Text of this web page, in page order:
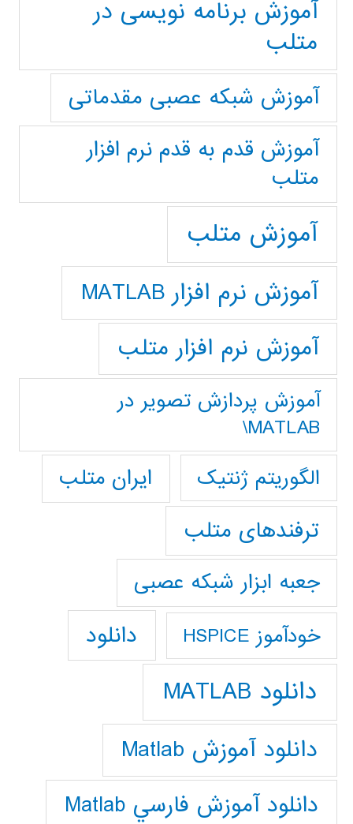
آموزش برنامه نویسی در
متلب
آموزش شبکه عصبی مقدماتی
آموزش قدم به قدم نرم افزار
متلب
آموزش متلب
آموزش نرم افزار MATLAB
آموزش نرم افزار متلب
آموزش پردازش تصوير در
MATLAB\
الگوریتم ژنتیک
ایران متلب
ترفندهای متلب
جعبه ابزار شبکه عصبی
خودآموز HSPICE دانلود
دانلود MATLAB
دانلود آموزش Matlab
دانلود آموزش فارسي Matlab